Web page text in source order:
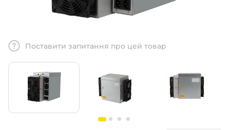
Поставити запитання про цей товар